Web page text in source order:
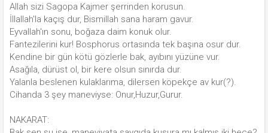
Allah sizi Sagopa Kajmer şerrinden korusun.
İllallah'la kaçış dur, Bismillah sana haram gavur.
Eyvallah'ın sonu, boğaza daim konuk olur.
Fantezilerini kur! Bosphorus ortasında tek başına osur dur.
Kendine bir gün kötü gözlerle bak, ayıbını yüzüne vur.
Asağıla, dürüst ol, bir kere olsun sınırda dur.
Yalanla beslenen kulaklarıma, dilersen köpekçe av kur(?).
Cihanda 3 şey maneviyse: Onur,Huzur,Gurur.
NAKARAT: